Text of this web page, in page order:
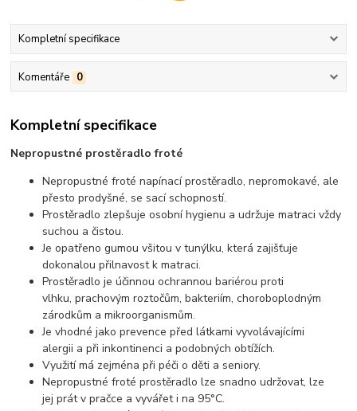
Kompletní specifikace
Komentáře 0
Kompletní specifikace
Nepropustné prostěradlo froté
Nepropustné froté napínací prostěradlo, nepromokavé, ale
přesto prodyšné, se sací schopností.
Prostěradlo zlepšuje osobní hygienu a udržuje matraci vždy
suchou a čistou.
Je opatřeno gumou všitou v tunýlku, která zajišťuje
dokonalou přilnavost k matraci.
Prostěradlo je účinnou ochrannou bariérou proti
vlhku, prachovým roztočům, bakteriím, choroboplodným
zárodkům a mikroorganismům.
Je vhodné jako prevence před látkami vyvolávajícími
alergii a při inkontinenci a podobných obtížích.
Využití má zejména při péči o děti a seniory.
Nepropustné froté prostěradlo lze snadno udržovat, lze
jej prát v pračce a vyvářet i na 95°C.